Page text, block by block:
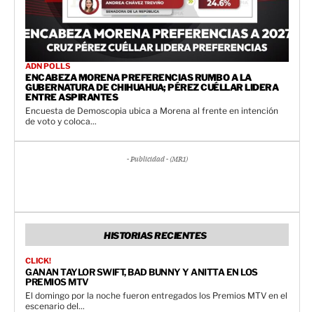
ADN POLLS
ENCABEZA MORENA PREFERENCIAS RUMBO A LA
GUBERNATURA DE CHIHUAHUA; PÉREZ CUÉLLAR LIDERA
ENTRE ASPIRANTES
Encuesta de Demoscopia ubica a Morena al frente en intención
de voto y coloca...
- Publicidad - (MR1)
HISTORIAS RECIENTES
CLICK!
GANAN TAYLOR SWIFT, BAD BUNNY Y ANITTA EN LOS
PREMIOS MTV
El domingo por la noche fueron entregados los Premios MTV en el
escenario del...